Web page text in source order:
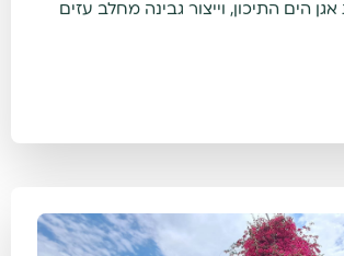
הים התיכון, וייצור גבינה מחלב עזים